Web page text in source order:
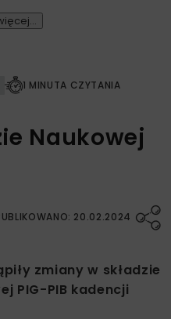
1 MINUTA CZYTANIA
Naukowej
20.02.2024
zmiany w składzie
PIG-PIB kadencji